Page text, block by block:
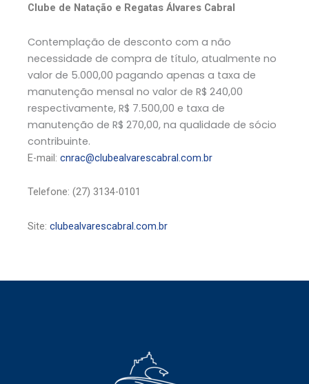
Clube de Natação e Regatas Álvares Cabral
Contemplação de desconto com a não
necessidade de compra de título, atualmente no
valor de 5.000,00 pagando apenas a taxa de
manutenção mensal no valor de R$ 240,00
respectivamente, R$ 7.500,00 e taxa de
manutenção de R$ 270,00, na qualidade de sócio
contribuinte.
E-mail: cnrac@clubealvarescabral.com.br
Telefone: (27) 3134-0101
Site: clubealvarescabral.com.br